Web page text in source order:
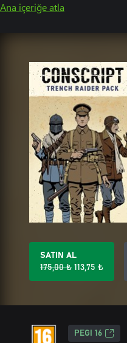
Ana içeriğe atla
SATIN AL
175,00 ₺ 113,75 ₺
PEGI 16